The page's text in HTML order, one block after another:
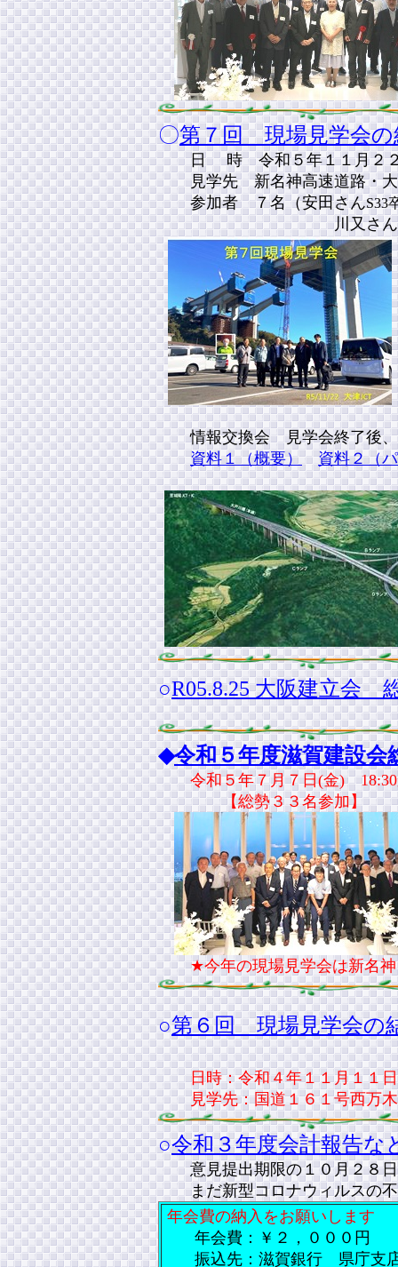
〇第７回 現場見学会の
日 時 令和５年１１月２
見学先 新名神高速道路・大
参加者 ７名（安田さんS33
川又さん
情報交換会 見学会終了後
資料１（概要）
資料２（
○R05.8.25 大阪建立会
◆令和５年度滋賀建設会
令和５年７月７日(金) 18:30
【総勢３３名参加】
★今年の現場見学会は新名神（
○第６回 現場見学会の
日時：令和４年１１月１１日
見学先：国道１６１号西万木
○令和３年度会計報告な
意見提出期限の１０月２８
まだ新型コロナウィルスの不
年会費の納入をお願いします
年会費：￥２，０００円
振込先：滋賀銀行 県庁支